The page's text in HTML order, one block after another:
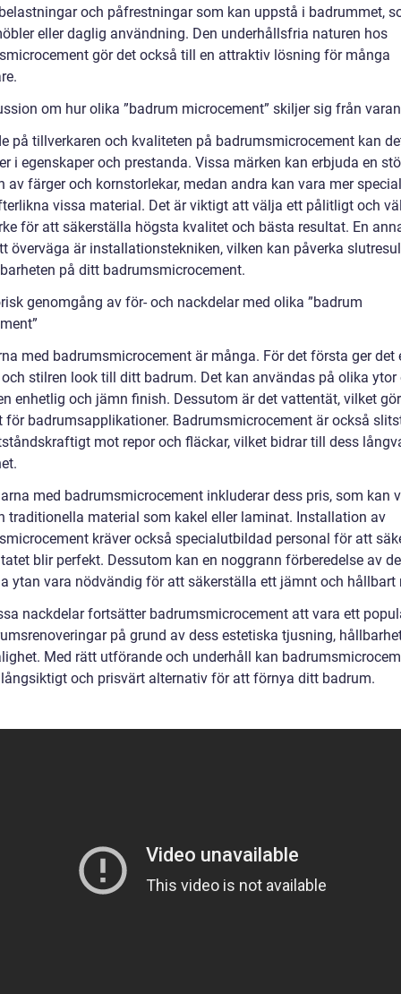
och påfrestningar som kan uppstå i badrummet,
eller daglig användning. Den underhållsfria naturen hos
gör det också till en attraktiv lösning för många
om hur olika ”badrum microcement” skiljer sig från
på tillverkaren och kvaliteten på badrumsmicrocement kan
i egenskaper och prestanda. Vissa märken kan erbjuda en
av färger och kornstorlekar, medan andra kan vara mer
vissa material. Det är viktigt att välja ett pålitligt och
för att säkerställa högsta kvalitet och bästa resultat. En
överväga är installationstekniken, vilken kan påverka
på ditt badrumsmicrocement.
genomgång av för- och nackdelar med olika ”badrum
med badrumsmicrocement är många. För det första ger det
stilren look till ditt badrum. Det kan användas på olika ytor
enhetlig och jämn finish. Dessutom är det vattentät, vilket
för badrumsapplikationer. Badrumsmicrocement är också
mot repor och fläckar, vilket bidrar till dess
med badrumsmicrocement inkluderar dess pris, som kan
traditionella material som kakel eller laminat. Installation av
kräver också specialutbildad personal för att
blir perfekt. Dessutom kan en noggrann förberedelse av
ytan vara nödvändig för att säkerställa ett jämnt och hållbart
nackdelar fortsätter badrumsmicrocement att vara ett
på grund av dess estetiska tjusning,
Med rätt utförande och underhåll kan
och prisvärt alternativ för att förnya ditt badrum.